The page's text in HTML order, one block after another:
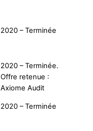
2020 – Terminée
2020 – Terminée.
Offre retenue :
Axiome Audit
2020 – Terminée